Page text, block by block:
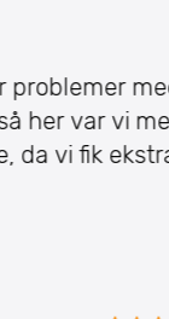
problemer
her var vi
da vi fik